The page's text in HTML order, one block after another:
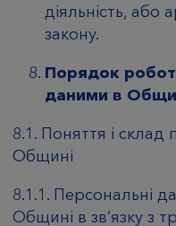
діяльність, або
закону.
Порядок
даними в
8.1. Поняття і
Общині
8.1.1. Персональні
Общині в зв’язку з